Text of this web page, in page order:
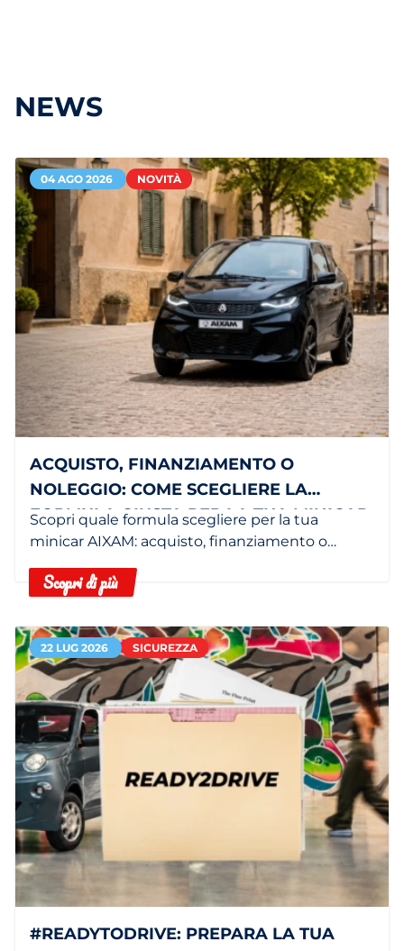
NEWS
04 AGO 2026 NOVITÀ
ACQUISTO, FINANZIAMENTO O
NOLEGGIO: COME SCEGLIERE LA
FORMULA GIUSTA PER LA TUA MINICAR
Scopri quale formula scegliere per la tua
minicar AIXAM: acquisto, finanziamento o
Scopri di più
22 LUG 2026 SICUREZZA
#READYTODRIVE: PREPARA LA TUA